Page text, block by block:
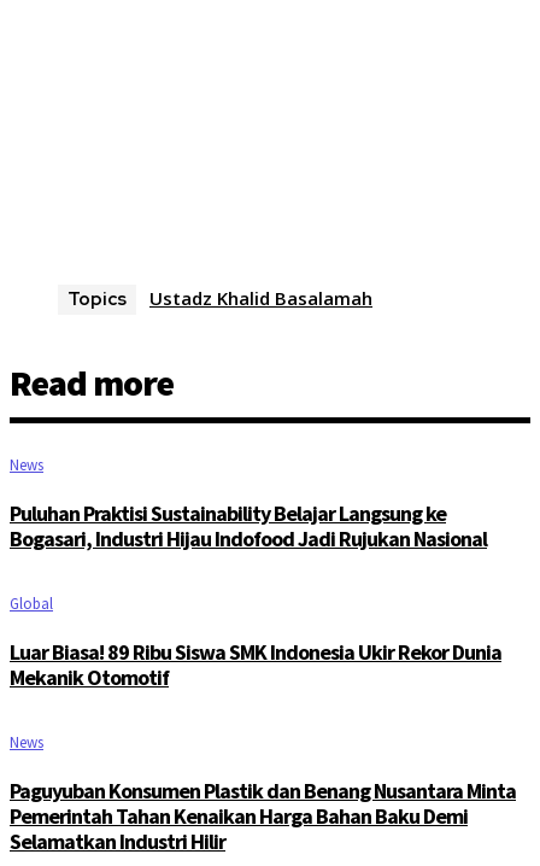
Topics Ustadz Khalid Basalamah
Read more
News
Puluhan Praktisi Sustainability Belajar Langsung ke
Bogasari, Industri Hijau Indofood Jadi Rujukan Nasional
Global
Luar Biasa! 89 Ribu Siswa SMK Indonesia Ukir Rekor Dunia
Mekanik Otomotif
News
Paguyuban Konsumen Plastik dan Benang Nusantara Minta
Pemerintah Tahan Kenaikan Harga Bahan Baku Demi
Selamatkan Industri Hilir